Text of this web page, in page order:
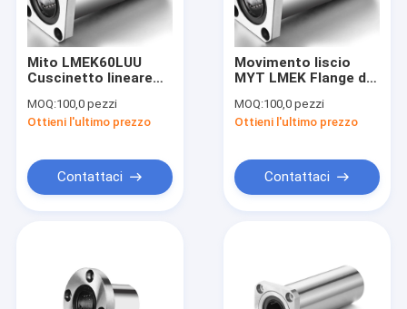
Video
Mito LMEK60LUU
Cuscinetto lineare
di nylon ad alta
resistenza
MOQ:100,0 pezzi
Ottieni l'ultimo prezzo
Contattaci
Movimento liscio
MYT LMEK Flange di
cuscinetto lineare
MYT Marchio
MOQ:100,0 pezzi
Ottieni l'ultimo prezzo
Contattaci